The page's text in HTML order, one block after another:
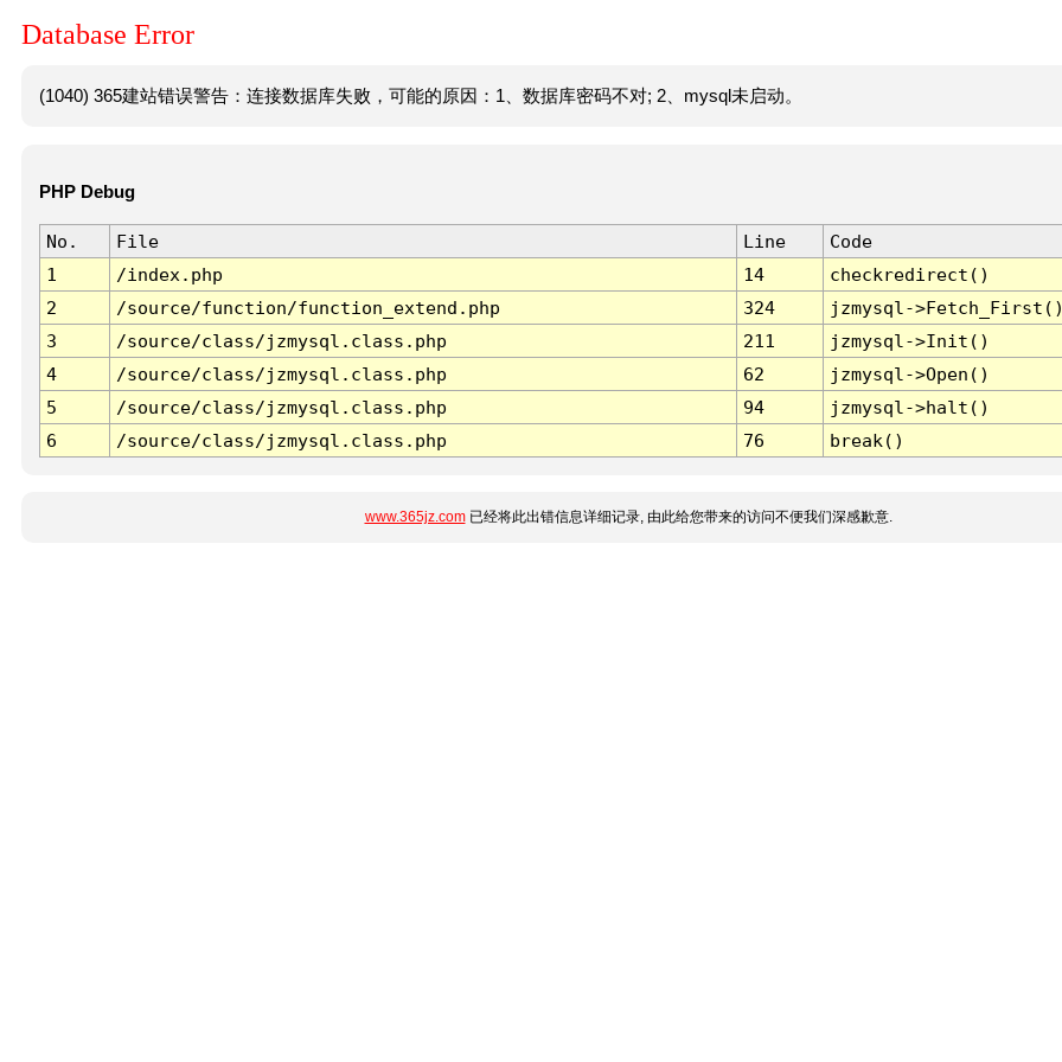
Database Error
(1040) 365建站错误警告：连接数据库失败，可能的原因：1、数据库密码不对; 2、mysql未启动。
PHP Debug
No. File Line
Code
1
/index.php 14
checkredirect()
2
/source/function/function_extend.php 324
jzmysql-
3
/source/class/jzmysql.class.php 211
jzmysql->Init()
4
/source/class/jzmysql.class.php 62
jzmysql->Open()
5
/source/class/jzmysql.class.php 94
jzmysql->halt()
6
/source/class/jzmysql.class.php 76 break()
www.365jz.com已经将此出错信息详细记录, 由此给您带来的访问不便我们深感歉意.